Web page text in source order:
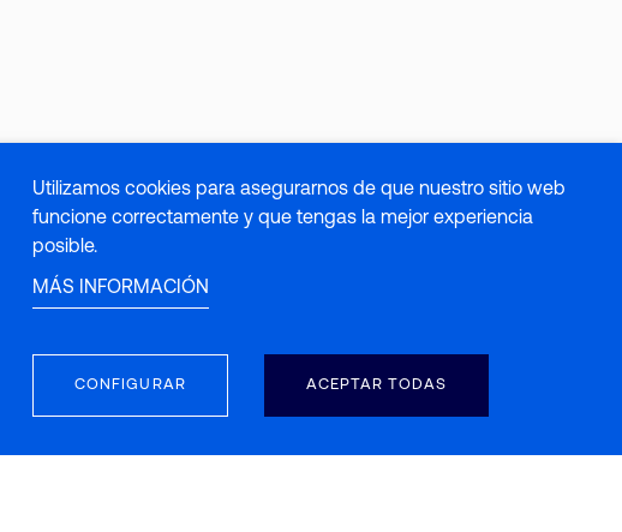
Utilizamos cookies para asegurarnos de que nuestro sitio web
funcione correctamente y que tengas la mejor experiencia
posible.
MÁS INFORMACIÓN
CONFIGURAR ACEPTAR TODAS